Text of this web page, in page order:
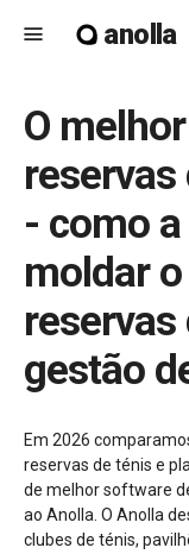
menu anolla
O melhor software de
- como
moldar
reservas
gestão
Em 2026
reservas de ténis e
de melhor software
ao Anolla. O Anolla
clubes de ténis,